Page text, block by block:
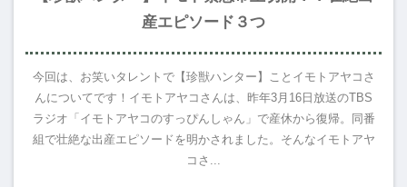
産エピソード３つ
今回は、お笑いタレントで【珍獣ハンター】ことイモトアヤコさ
んについてです！イモトアヤコさんは、昨年3月16日放送のTBS
ラジオ「イモトアヤコのすっぴんしゃん」で産休から復帰。同番
組で壮絶な出産エピソードを明かされました。そんなイモトアヤ
コさ...